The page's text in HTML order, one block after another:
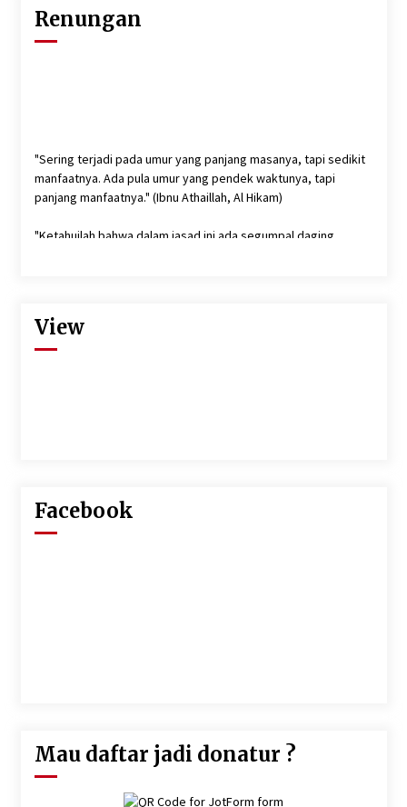
Renungan
"Sering terjadi pada umur yang panjang masanya, tapi sedikit
manfaatnya. Ada pula umur yang pendek waktunya, tapi
panjang manfaatnya." (Ibnu Athaillah, Al Hikam)
"Ketahuilah bahwa dalam jasad ini ada segumpal daging,
"Rencana jahat apabila terdapat pada diri seseorang maka
View
Facebook
Mau daftar jadi donatur ?